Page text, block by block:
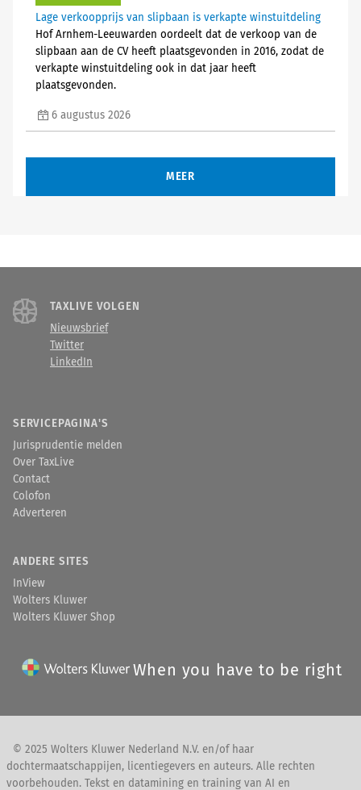
Lage verkoopprijs van slipbaan is verkapte winstuitdeling
Hof Arnhem-Leeuwarden oordeelt dat de verkoop van de
slipbaan aan de CV heeft plaatsgevonden in 2016, zodat de
verkapte winstuitdeling ook in dat jaar heeft
plaatsgevonden.
6 augustus 2026
MEER
TAXLIVE VOLGEN
Nieuwsbrief
Twitter
LinkedIn
SERVICEPAGINA'S
Jurisprudentie melden
Over TaxLive
Contact
Colofon
Adverteren
ANDERE SITES
InView
Wolters Kluwer
Wolters Kluwer Shop
When you have to be right
© 2025 Wolters Kluwer Nederland N.V. en/of haar
dochtermaatschappijen, licentiegevers en auteurs. Alle rechten
voorbehouden. Tekst en datamining en training van AI en